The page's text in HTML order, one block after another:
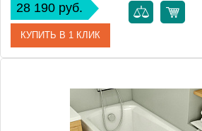
28 190 руб.
КУПИТЬ В 1 КЛИК
Производитель